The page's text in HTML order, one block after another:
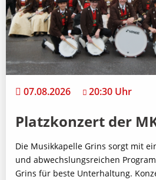
07.08.2026 20:30 Uhr
Platzkonzert der
Die Musikkapelle Grins sorgt mit
und abwechslungsreichen
Grins für beste Unterhaltung.